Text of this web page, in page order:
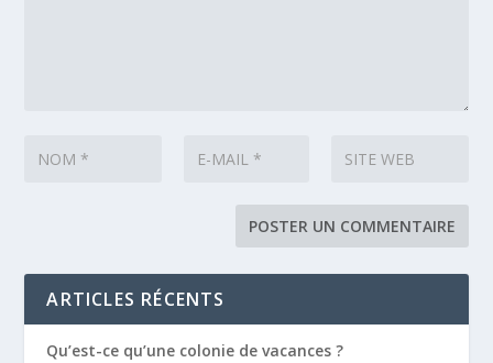
ARTICLES RÉCENTS
Qu’est-ce qu’une colonie de vacances ?